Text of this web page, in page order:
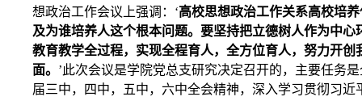
想政治工作会议上强调：‘高校思想政治工作关系高校培
及为谁培养人这个根本问题。要坚持把立德树人作为中心
教育教学全过程，实现全程育人，全方位育人，努力开创
面。 ’此次会议是学院党总支研究决定召开的，主要任务
届三中，四中，五中，六中全会精神，深入学习贯彻习近